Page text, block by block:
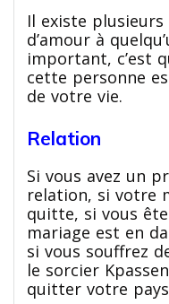
Il existe
d’amour à
important, c’est
cette personne
de votre vie.
Relation
Si vous avez un
relation, si votre
quitte, si vous
mariage est en
si vous souffrez
le sorcier
quitter votre